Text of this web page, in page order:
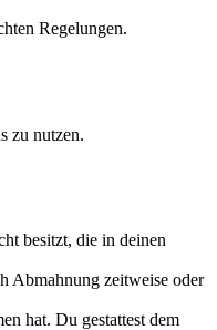
Regelungen.
zu nutzen.
besitzt, die in deinen
Abmahnung zeitweise oder
hat. Du gestattest dem